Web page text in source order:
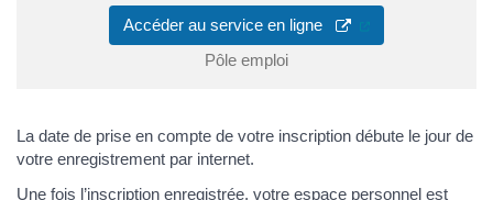
Accéder au service en ligne
(ouverture dans
Pôle emploi
La date de prise en compte de votre inscription débute le jour de
votre enregistrement par internet.
Une fois l’inscription enregistrée, votre espace personnel est